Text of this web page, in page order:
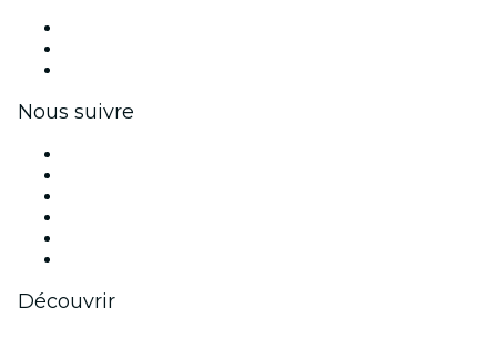
Nous suivre
Découvrir